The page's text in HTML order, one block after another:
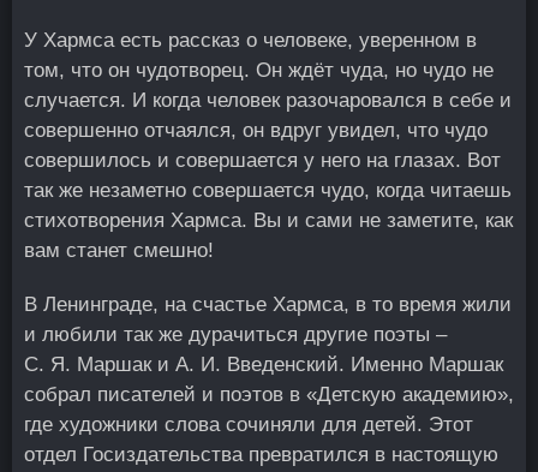
У Хармса есть рассказ о человеке, уверенном в
том, что он чудотворец. Он ждёт чуда, но чудо не
случается. И когда человек разочаровался в себе и
совершенно отчаялся, он вдруг увидел, что чудо
совершилось и совершается у него на глазах. Вот
так же незаметно совершается чудо, когда читаешь
стихотворения Хармса. Вы и сами не заметите, как
вам станет смешно!
В Ленинграде, на счастье Хармса, в то время жили
и любили так же дурачиться другие поэты –
С. Я. Маршак и А. И. Введенский. Именно Маршак
собрал писателей и поэтов в «Детскую академию»,
где художники слова сочиняли для детей. Этот
отдел Госиздательства превратился в настоящую